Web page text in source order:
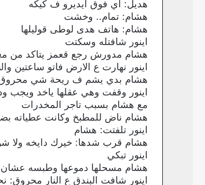
هديل: اي فوق ايديرو ف كيكه
هشام: تمام.. وخشت
هشام: هاتف هدى لوطى قوليلها
اينور شافتله وسكتت
هشام مدورش رجع قعمز يتاكد من
اينور نهارت ع الارض فاتو ساعتين
هشام بدي يشم ف ريحة شي محروق:
اينور وقفت وهي عقلها ياخد ويجب
مع هشام بسبب تاجر المخدرات
هشام ناض للمطبخ وكانت عطياته
اينور تلفتت: هشام
هشام قرب شدها: خيرك دايخه ولا
اينور تبكي
هشام مسحلها دموعها وطبسه عشان
اينور شافت البندق ع النار محروق: